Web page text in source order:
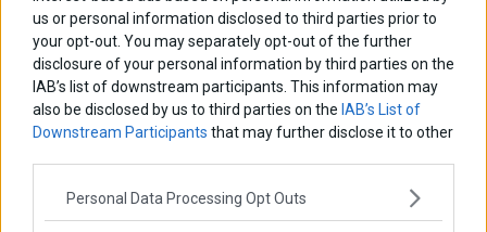
us or personal information disclosed to third parties prior to
your opt-out. You may separately opt-out of the further
disclosure of your personal information by third parties on the
IAB’s list of downstream participants. This information may
also be disclosed by us to third parties on the IAB’s List of
Downstream Participants that may further disclose it to other
Personal Data Processing Opt Outs
ΑΡΘΡΟΓΡΑΦΟΙ
Ελευθερία Κούρταλη
Οι «τιμωροί» των ομολόγων επέστρεψαν
Η αληθινή παιδεία ξεκινά από την ψυχή…